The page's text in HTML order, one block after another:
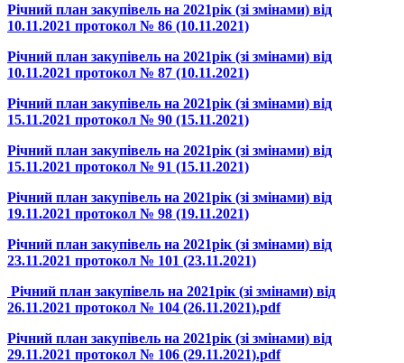
Річний план закупівель на 2021рік (зі змінами) від
10.11.2021 протокол № 86 (10.11.2021)
Річний план закупівель на 2021рік (зі змінами) від
10.11.2021 протокол № 87 (10.11.2021)
Річний план закупівель на 2021рік (зі змінами) від
15.11.2021 протокол № 90 (15.11.2021)
Річний план закупівель на 2021рік (зі змінами) від
15.11.2021 протокол № 91 (15.11.2021)
Річний план закупівель на 2021рік (зі змінами) від
19.11.2021 протокол № 98 (19.11.2021)
Річний план закупівель на 2021рік (зі змінами) від
23.11.2021 протокол № 101 (23.11.2021)
Річний план закупівель на 2021рік (зі змінами) від
26.11.2021 протокол № 104 (26.11.2021).pdf
Річний план закупівель на 2021рік (зі змінами) від
29.11.2021 протокол № 106 (29.11.2021).pdf